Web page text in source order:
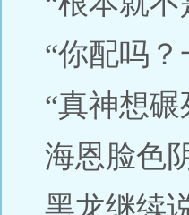
“你配吗
“真神想
海恩脸色
黑龙继续